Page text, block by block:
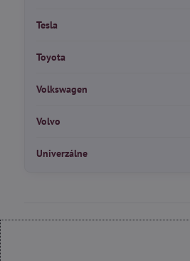
Tesla
Toyota
Volkswagen
Volvo
Univerzálne